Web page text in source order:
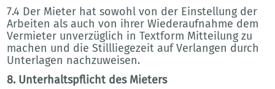
7.4 Der Mieter hat sowohl von der Einstellung der
Arbeiten als auch von ihrer Wiederaufnahme dem
Vermieter unverzüglich in Textform Mitteilung zu
machen und die Stillliegezeit auf Verlangen durch
Unterlagen nachzuweisen.
8. Unterhaltspflicht des Mieters